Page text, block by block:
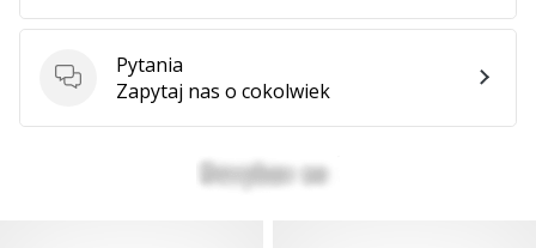
Pytania
Pytania
Zapytaj nas o cokolwiek